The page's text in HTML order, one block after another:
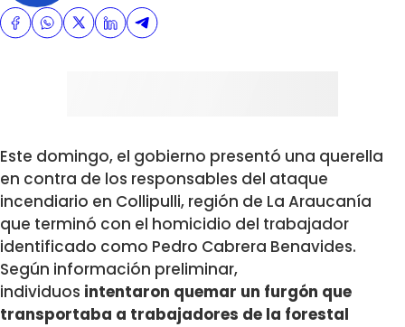
Este domingo, el gobierno presentó una querella
en contra de los responsables del ataque
incendiario en Collipulli, región de La Araucanía
que terminó con el homicidio del trabajador
identificado como Pedro Cabrera Benavides.
Según información preliminar,
individuos intentaron quemar un furgón que
transportaba a trabajadores de la forestal